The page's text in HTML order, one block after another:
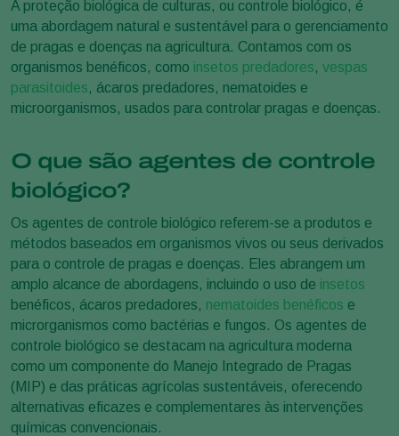
A proteção biológica de culturas, ou controle biológico, é
uma abordagem natural e sustentável para o gerenciamento
de pragas e doenças na agricultura. Contamos com os
organismos benéficos, como insetos predadores, vespas
parasitoides, ácaros predadores, nematoides e
microorganismos, usados para controlar pragas e doenças.
O que são agentes de controle
biológico?
Os agentes de controle biológico referem-se a produtos e
métodos baseados em organismos vivos ou seus derivados
para o controle de pragas e doenças. Eles abrangem um
amplo alcance de abordagens, incluindo o uso de insetos
benéficos, ácaros predadores, nematoides benéficos e
microrganismos como bactérias e fungos. Os agentes de
controle biológico se destacam na agricultura moderna
como um componente do Manejo Integrado de Pragas
(MIP) e das práticas agrícolas sustentáveis, oferecendo
alternativas eficazes e complementares às intervenções
químicas convencionais.